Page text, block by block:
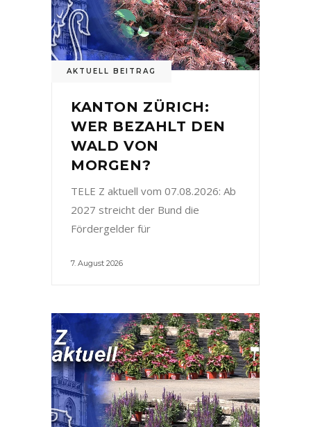
AKTUELL BEITRAG
KANTON ZÜRICH:
WER BEZAHLT DEN
WALD VON
MORGEN?
TELE Z aktuell vom 07.08.2026: Ab
2027 streicht der Bund die
Fördergelder für
7. August 2026